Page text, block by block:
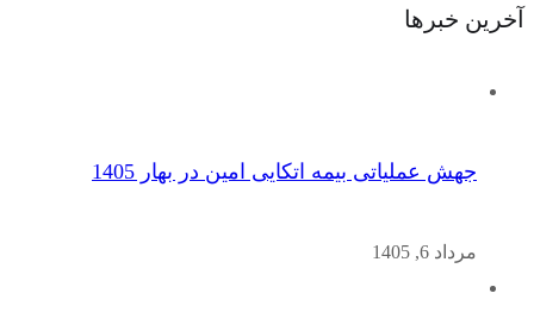
آخرین خبرها
جهش عملیاتی بیمه اتکایی امین در بهار 1405
مرداد 6, 1405